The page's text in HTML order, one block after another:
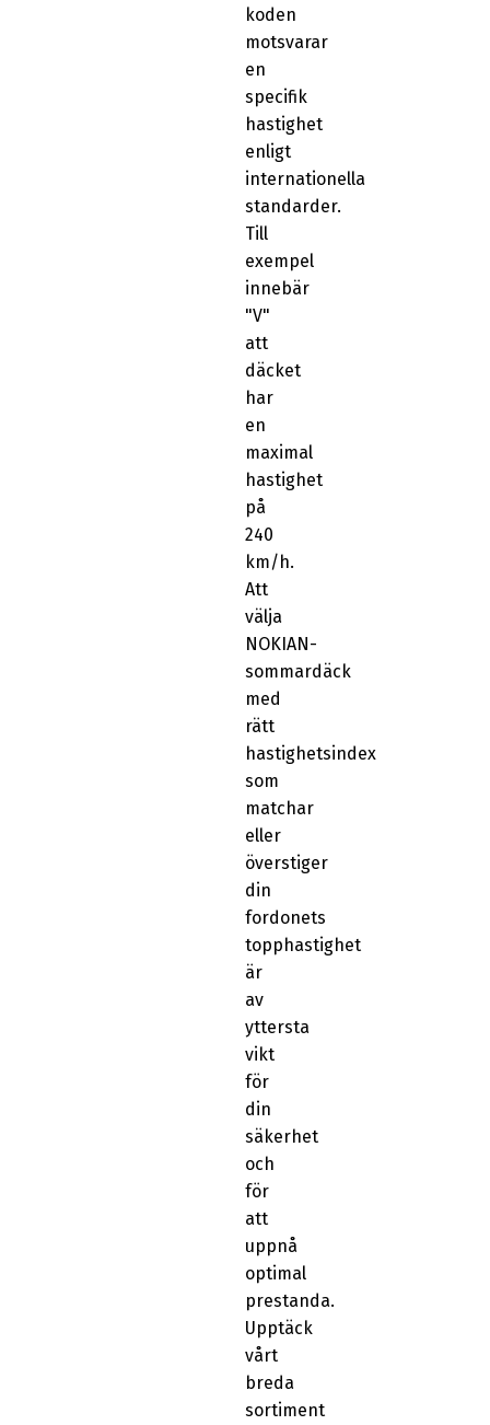
koden
motsvarar
en
specifik
hastighet
enligt
internationella
standarder.
Till
exempel
innebär
"V"
att
däcket
har
en
maximal
hastighet
på
240
km/h.
Att
välja
NOKIAN-
sommardäck
med
rätt
hastighetsindex
som
matchar
eller
överstiger
din
fordonets
topphastighet
är
av
yttersta
vikt
för
din
säkerhet
och
för
att
uppnå
optimal
prestanda.
Upptäck
vårt
breda
sortiment